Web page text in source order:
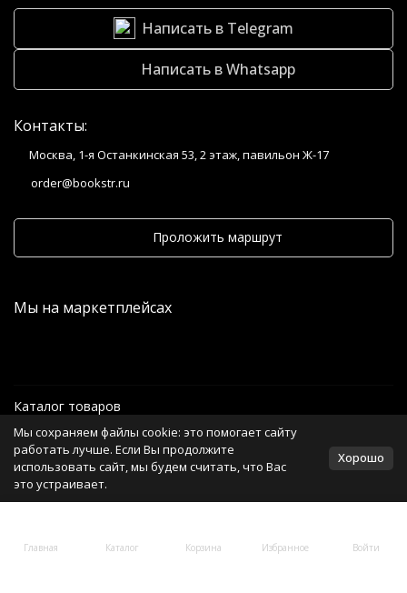
Главная Каталог Корзина Избранное Войти
Написать в Telegram
Написать в Whatsapp
Контакты:
Москва, 1-я Останкинская 53, 2 этаж, павильон Ж-17
order@bookstr.ru
Проложить маршрут
Мы на маркетплейсах
Каталог товаров
Информация
Политика персональных данных
Мы сохраняем файлы cookie: это помогает сайту
работать лучше. Если Вы продолжите
использовать сайт, мы будем считать, что Вас
это устраивает.
Хорошо